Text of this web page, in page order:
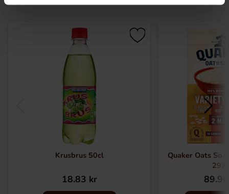
Krusbrus 50cl
18.83 kr
Quaker Oats So